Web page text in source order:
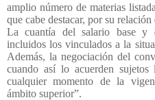
amplio número de materias
que cabe destacar, por su
La cuantía del salario base y
incluidos los vinculados a la
Además, la negociación del
cuando así lo acuerden sujetos
cualquier momento de la
ámbito superior”.